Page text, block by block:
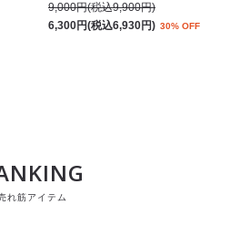
9,000円(税込9,900円)
6,300円(税込6,930円) 30% OFF
れ筋アイテム